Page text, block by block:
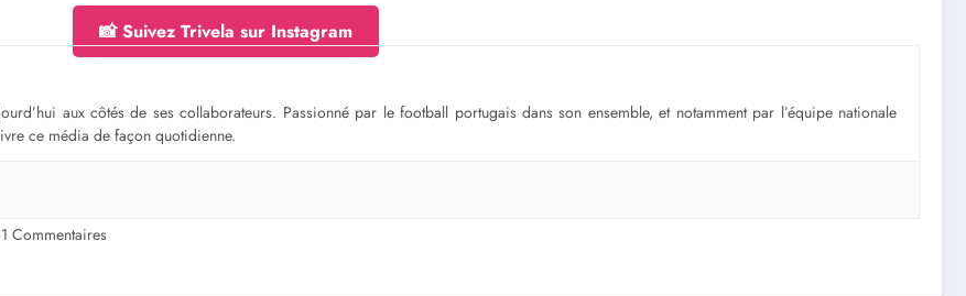
📸 Suivez Trivela sur Instagram
aux côtés de ses collaborateurs. Passionné par le football portugais dans son ensemble, et notamment par l’équipe nationale
ce média de façon quotidienne.
1 Commentaires